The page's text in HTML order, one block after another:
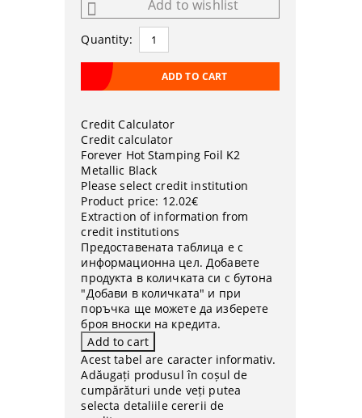
Add to wishlist
Quantity:
Credit Calculator
Credit calculator
Forever Hot Stamping Foil K2
Metallic Black
Please select credit institution
Product price: 12.02€
Extraction of information from
credit institutions
Предоставената таблица е с
информационна цел. Добавете
продукта в количката си с бутона
"Добави в количката" и при
поръчка ще можете да изберете
броя вноски на кредита.
Acest tabel are caracter informativ.
Adăugați produsul în coșul de
cumpărături unde veți putea
selecta detaliile cererii de